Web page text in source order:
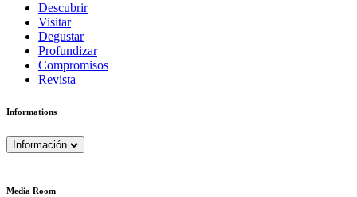
Descubrir
Visitar
Degustar
Profundizar
Compromisos
Revista
Informations
Información
Media Room